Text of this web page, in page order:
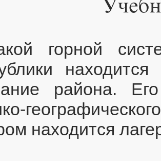
горной
района.
находится